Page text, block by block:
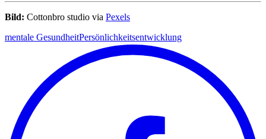
Bild: Cottonbro studio via Pexels
mentale GesundheitPersönlichkeitsentwicklung